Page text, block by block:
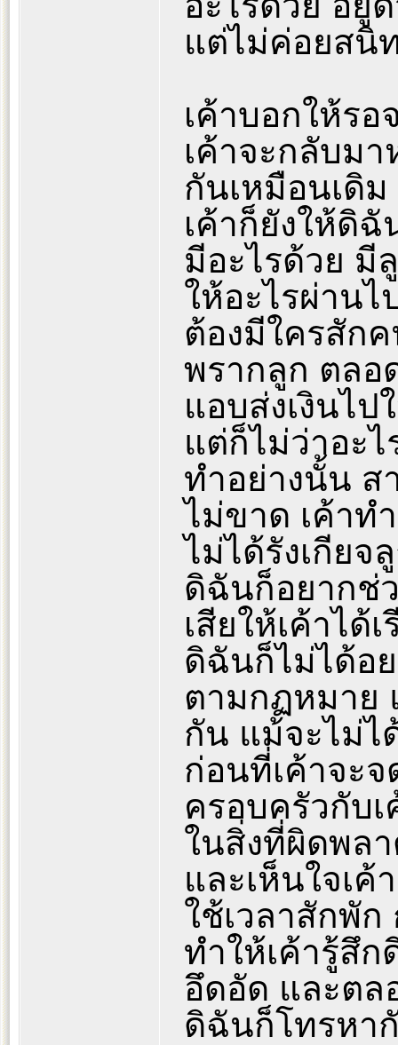
แต่ไม่ค่อยสนิ
เค้าบอกให้รอ
เค้าจะกลับม
กันเหมือนเดิ
เค้าก็ยังให้ดิฉั
มีอะไรด้วย มี
ให้อะไรผ่าน
ต้องมีใครสัก
พรากลูก ตลอ
แอบส่งเงินไ
แต่ก็ไม่ว่าอะไ
ทำอย่างนั้น ส
ไม่ขาด เค้าท
ไม่ได้รังเกียจ
ดิฉันก็อยากช่
เสียให้เค้าได้
ดิฉันก็ไม่ได้อ
ตามกฏหมาย
กัน แม้จะไม่ไ
ก่อนที่เค้าจะจ
ครอบครัวกับ
ในสิ่งที่ผิดพล
และเห็นใจเค้
ใช้เวลาสักพั
ทำให้เค้ารู้สึก
อึดอัด และตล
ดิฉันก็โทรหา